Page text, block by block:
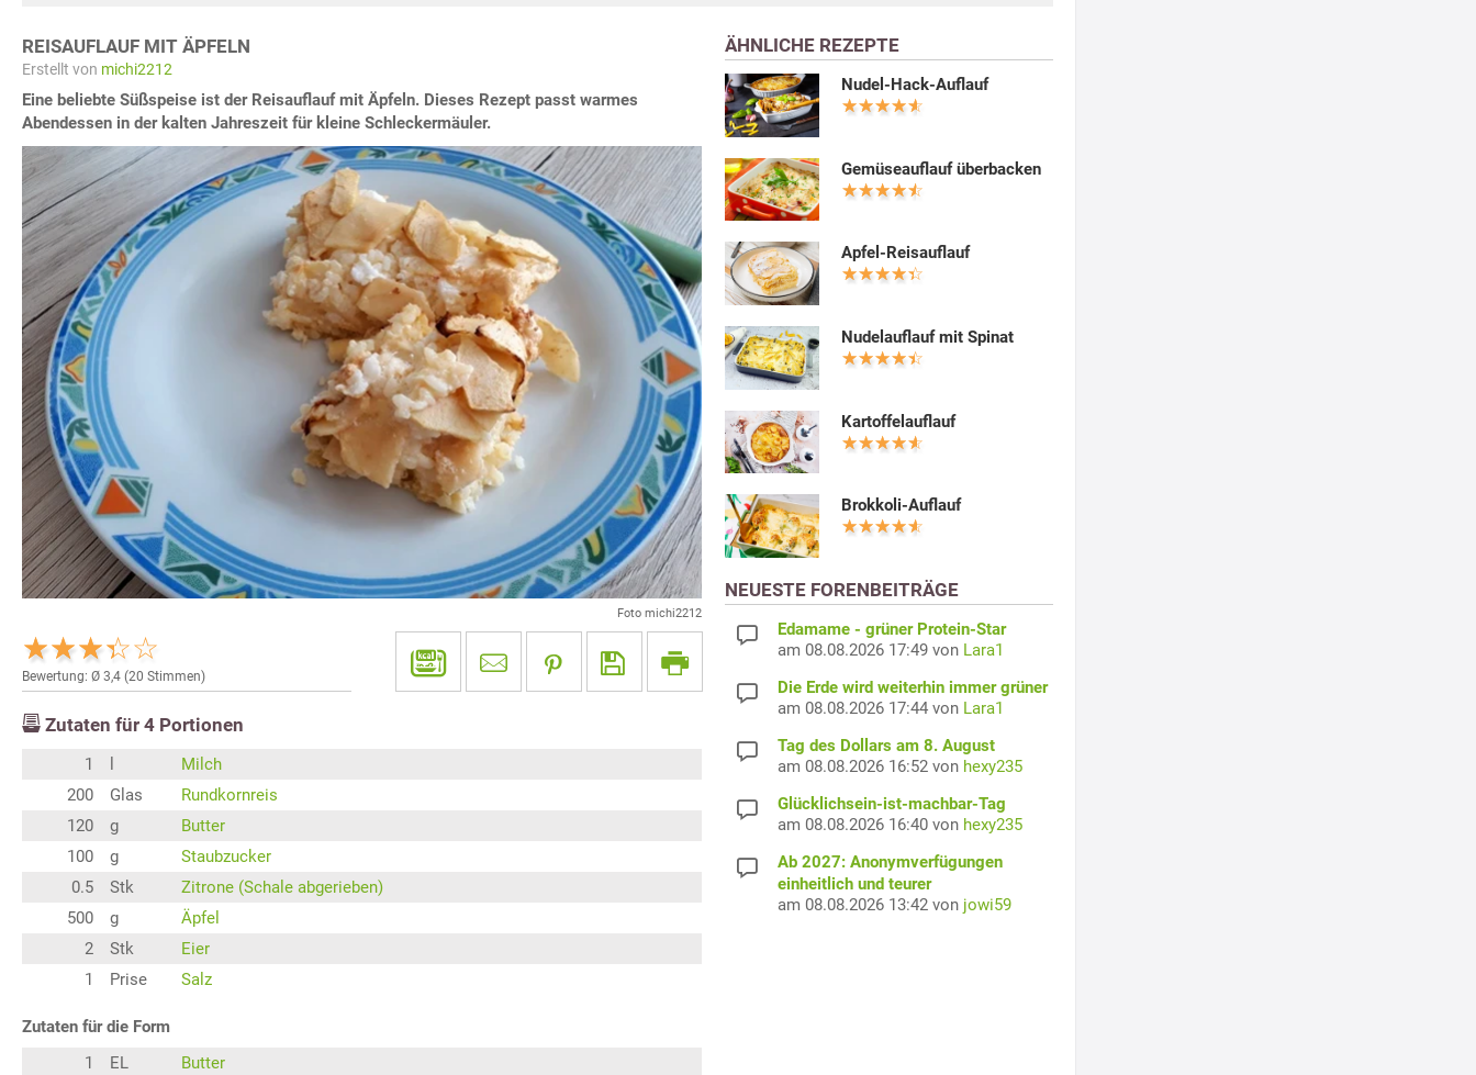
REISAUFLAUF MIT ÄPFELN
Erstellt von michi2212
Eine beliebte Süßspeise ist der Reisauflauf mit Äpfeln. Dieses Rezept passt warmes
Abendessen in der kalten Jahreszeit für kleine Schleckermäuler.
Foto michi2212
Bewertung: Ø 3,4 (20 Stimmen)
Zutaten für 4 Portionen
1
Milch
200
Glas
Rundkornreis
120
g
Butter
100
g
Staubzucker
0.5
Stk
Zitrone (Schale abgerieben)
500
g
Äpfel
2
Stk
Eier
1
Prise Salz
Zutaten für die Form
1
EL
Butter
ÄHNLICHE REZEPTE
Nudel-Hack-Auflauf
Gemüseauflauf überbacken
Apfel-Reisauflauf
Nudelauflauf mit Spinat
Kartoffelauflauf
Brokkoli-Auflauf
NEUESTE FORENBEITRÄGE
Edamame - grüner Protein-Star
am 08.08.2026 17:49 von Lara1
Die Erde wird weiterhin immer grüner
am 08.08.2026 17:44 von Lara1
Tag des Dollars am 8. August
am 08.08.2026 16:52 von hexy235
Glücklichsein-ist-machbar-Tag
am 08.08.2026 16:40 von hexy235
Ab 2027: Anonymverfügungen
einheitlich und teurer
am 08.08.2026 13:42 von jowi59